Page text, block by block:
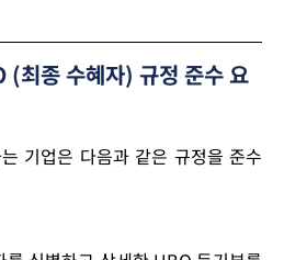
(최종 수혜자) 규정 준수 요
기업은 다음과 같은 규정을 준수